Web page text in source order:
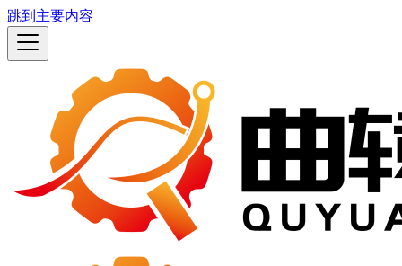
跳到主要内容